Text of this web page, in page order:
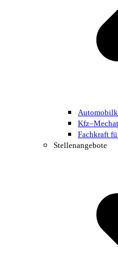
Fachkraft
Stellenangebote